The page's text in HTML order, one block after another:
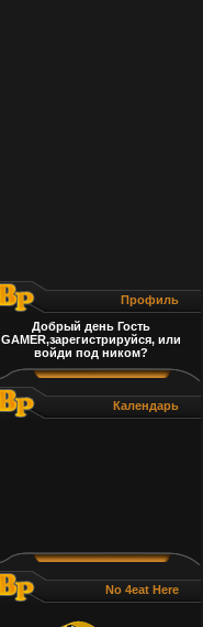
Профиль
Добрый день Гость
GAMER,зарегистрируйся, или
войди под ником?
Календарь
No 4eat Here